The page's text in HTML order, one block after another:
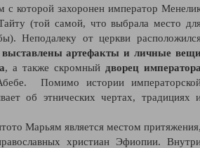
с которой захоронен император
(той самой, что выбрала место
Неподалеку от церкви
выставлены артефакты и личные
, а также скромный дворец
Помимо истории
об этнических чертах, традициях
Марьям является местом
христиан Эфиопии.